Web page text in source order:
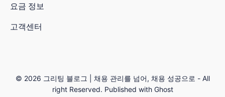
요금 정보
고객센터
© 2026 그리팅 블로그 | 채용 관리를 넘어, 채용 성공으로 - All
right Reserved. Published with Ghost